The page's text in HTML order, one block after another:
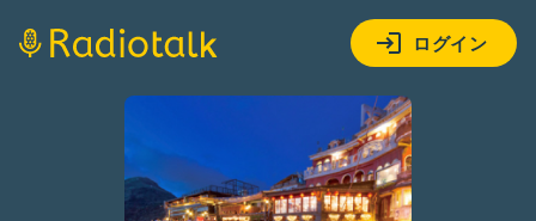
ログイン